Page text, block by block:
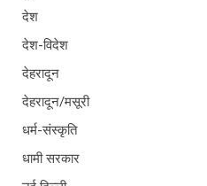
देश
देश-विदेश
देहरादून
देहरादून/मसूरी
धर्म-संस्कृति
धामी सरकार